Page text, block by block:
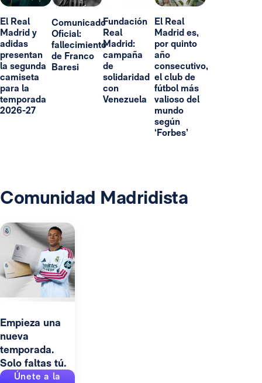
El Real
Madrid y
adidas
presentan
la segunda
camiseta
para la
temporada
2026-27
Comunicado
Oficial:
fallecimiento
de Franco
Baresi
Fundación
Real
Madrid:
campaña
de
solidaridad
con
Venezuela
El Real
Madrid es,
por quinto
año
consecutivo,
el club de
fútbol más
valioso del
mundo
según
‘Forbes’
Comunidad Madridista
Empieza una
nueva
temporada.
Solo faltas tú.
Únete a la